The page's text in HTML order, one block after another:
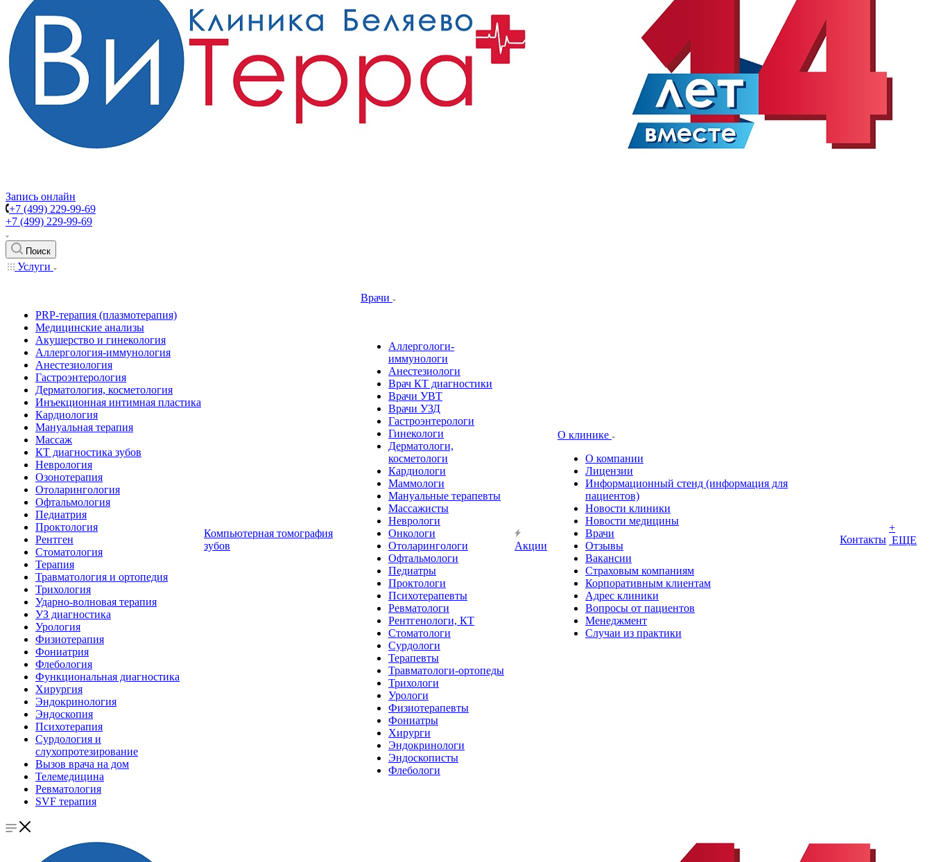
Запись онлайн
+7 (499) 229-99-69
+7 (499) 229-99-69
Поиск
Услуги
PRP-терапия (плазмотерапия)
Медицинские анализы
Акушерство и гинекология
Аллергология-иммунология
Анестезиология
Гастроэнтерология
Дерматология, косметология
Инъекционная интимная пластика
Кардиология
Мануальная терапия
Массаж
КТ диагностика зубов
Неврология
Озонотерапия
Отоларингология
Офтальмология
Педиатрия
Проктология
Рентген
Стоматология
Терапия
Травматология и ортопедия
Трихология
Ударно-волновая терапия
УЗ диагностика
Урология
Физиотерапия
Фониатрия
Флебология
Функциональная диагностика
Хирургия
Эндокринология
Эндоскопия
Психотерапия
Сурдология и
слухопротезирование
Вызов врача на дом
Телемедицина
Ревматология
SVF терапия
Компьютерная томография
зубов
Врачи
Аллергологи-
иммунологи
Анестезиологи
Врач КТ диагностики
Врачи УВТ
Врачи УЗД
Гастроэнтерологи
Гинекологи
Дерматологи,
косметологи
Кардиологи
Маммологи
Мануальные терапевты
Массажисты
Неврологи
Онкологи
Отоларингологи
Офтальмологи
Педиатры
Проктологи
Психотерапевты
Ревматологи
Рентгенологи, КТ
Стоматологи
Сурдологи
Терапевты
Травматологи-ортопеды
Трихологи
Урологи
Физиотерапевты
Фониатры
Хирурги
Эндокринологи
Эндоскописты
Флебологи
Акции
О клинике
О компании
Лицензии
Информационный стенд (информация для
пациентов)
Новости клиники
Новости медицины
Врачи
Отзывы
Вакансии
Страховым компаниям
Корпоративным клиентам
Адрес клиники
Вопросы от пациентов
Менеджмент
Случаи из практики
Контакты
+
ЕЩЕ